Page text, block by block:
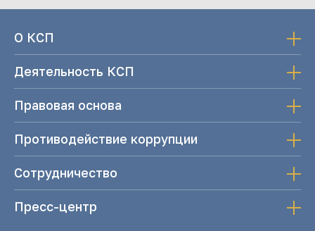
О КСП
Деятельность КСП
Правовая основа
Противодействие коррупции
Сотрудничество
Пресс-центр